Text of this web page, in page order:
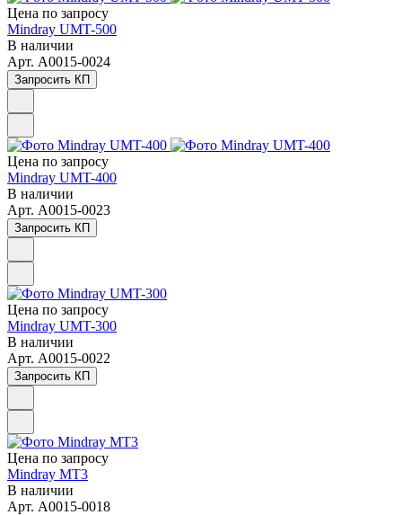
Цена по запросу
Mindray UMT-500
В наличии
Арт. A0015-0024
Запросить КП
Цена по запросу
Mindray UMT-400
В наличии
Арт. A0015-0023
Запросить КП
Цена по запросу
Mindray UMT-300
В наличии
Арт. A0015-0022
Запросить КП
Цена по запросу
Mindray MT3
В наличии
Арт. A0015-0018